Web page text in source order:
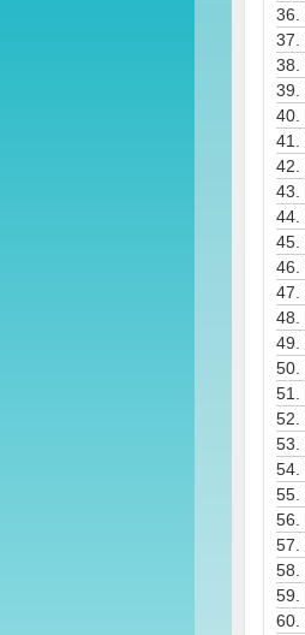
36.
37.
38.
39.
40.
41.
42.
43.
44.
45.
46.
47.
48.
49.
50.
51.
52.
53.
54.
55.
56.
57.
58.
59.
60.